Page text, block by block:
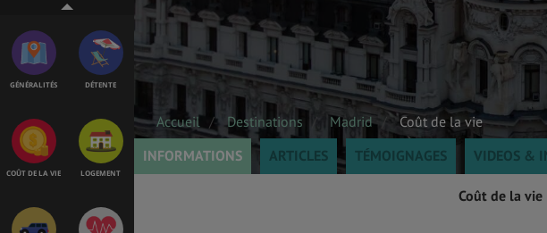
GÉNÉRALITÉS DÉTENTE
COÛT DE LA VIE LOGEMENT
Accueil Destinations Madrid
Coût de la vie
INFORMATIONS
ARTICLES TÉMOIGNAGES VIDEOS &
Coût de la vie